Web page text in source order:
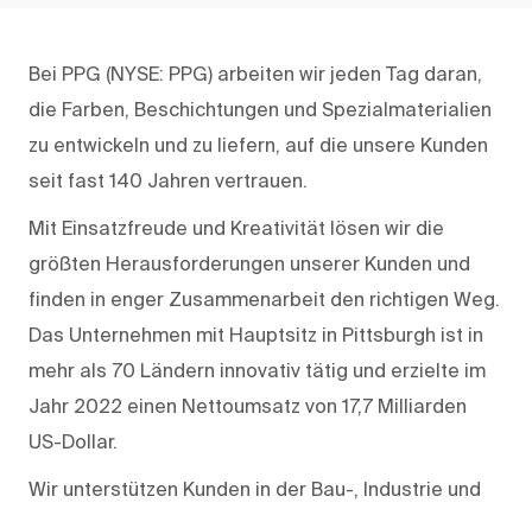
Bei PPG (NYSE: PPG) arbeiten wir jeden Tag daran,
die Farben, Beschichtungen und Spezialmaterialien
zu entwickeln und zu liefern, auf die unsere Kunden
seit fast 140 Jahren vertrauen.
Mit Einsatzfreude und Kreativität lösen wir die
größten Herausforderungen unserer Kunden und
finden in enger Zusammenarbeit den richtigen Weg.
Das Unternehmen mit Hauptsitz in Pittsburgh ist in
mehr als 70 Ländern innovativ tätig und erzielte im
Jahr 2022 einen Nettoumsatz von 17,7 Milliarden
US-Dollar.
Wir unterstützen Kunden in der Bau-, Industrie und